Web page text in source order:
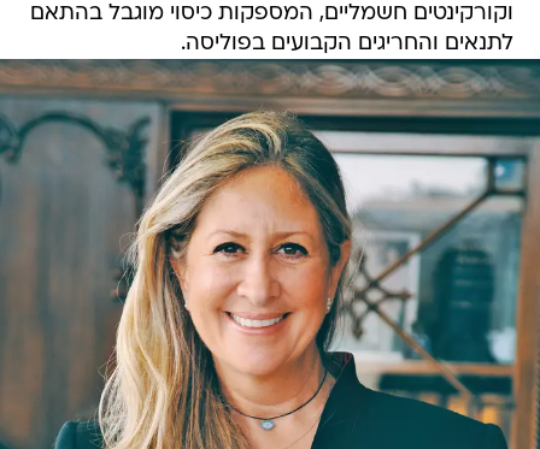
וקורקינטים חשמליים, המספקות כיסוי מוגבל בהתאם
לתנאים והחריגים הקבועים בפוליסה.